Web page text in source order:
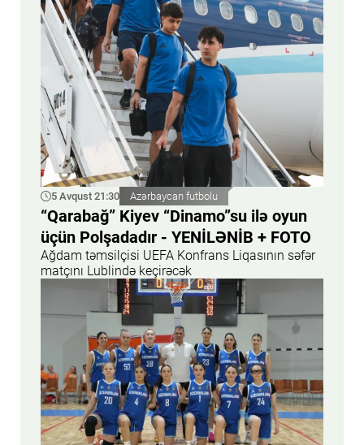
5 Avqust 21:30 Azərbaycan futbolu
“Qarabağ” Kiyev “Dinamo”su ilə oyun
üçün Polşadadır - YENİLƏNİB + FOTO
Ağdam təmsilçisi UEFA Konfrans Liqasının səfər
matçını Lublində keçirəcək